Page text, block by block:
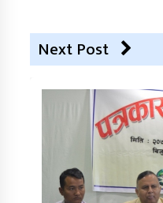
Next Post